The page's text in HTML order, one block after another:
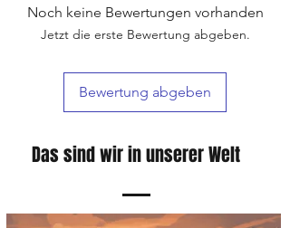
Noch keine Bewertungen vorhanden
Jetzt die erste Bewertung abgeben.
Bewertung abgeben
Das sind wir in unserer Welt